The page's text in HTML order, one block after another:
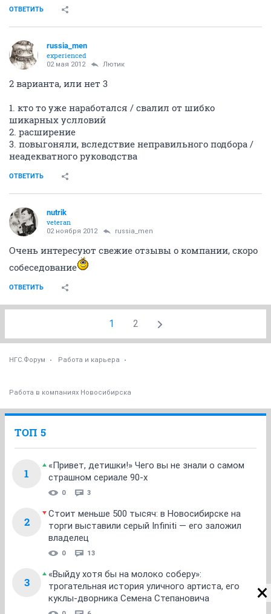
ОТВЕТИТЬ
russia_men
experienced
02 мая 2012 Лютик
2 варианта, или нет 3
1. кто то уже наработался / свалил от шибко
шикарных услловий
2. расширение
3. повыгоняли, вследствие неправильного подбора /
неадекватного руководства
ОТВЕТИТЬ
nutrik
veteran
02 ноября 2012 russia_men
Очень интересуют свежие отзывы о компании, скоро
собеседование
ОТВЕТИТЬ
1 2
НГС.Форум Работа и карьера
Работа в компаниях Новосибирска
ТОП 5
1
«Привет, детишки!» Чего вы не знали о самом
страшном сериале 90-х
0 3
2
Стоит меньше 500 тысяч: в Новосибирске на
торги выставили серый Infiniti — его заложил
владелец
0 13
3
«Выйду хотя бы на молоко соберу»:
трогательная история уличного артиста, его
куклы-дворника Семена Степановича